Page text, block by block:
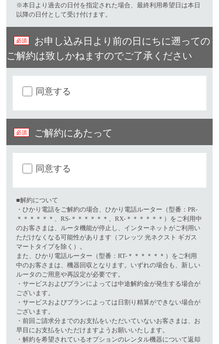
※本日より過去の日付を指定された場合、最終利用希望日は本日
以降の日付として受け付けます。
お申し込み日より前の日にちに遡っての
ご解約は致しかねますのでご了承ください
同意する
ご解約にあたって
同意する
■解約について
・ひかり電話をご解約の場合、ひかり電話ルーター（型番：PR-
＊＊＊＊＊＊、RS-＊＊＊＊＊＊、RX-＊＊＊＊＊＊）をご利用中
のお客さまは、ルータ機能が停止し、インターネットがご利用い
ただけなくなる可能性があります（フレッツ 光ネクスト ギガス
マートタイプを除く）。​
また、ひかり電話ルーター（型番：RT-＊＊＊＊＊＊）をご利用
中のお客さまは、機器回収となります。いずれの場合も、新しい
ルータのご用意や再設定が必要です。​
・サービスおよびプランによっては中途解約金が発生する場合が
ございます。
・サービスおよびプランによっては日割り精算ができない場合が
ございます。
・前回ご請求分までのお支払をいただいていないお客さまは、お
早目にお支払をいただけますようお願いいたします。
・解約を希望されているオプションのレンタル機器について返却